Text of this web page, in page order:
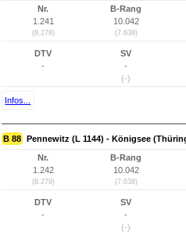
Nr.
1.241
(8.278)
B-Rang
10.042
(7.638)
DTV
-
SV
-
(-)
Infos...
B 88 Pennewitz (L 1144) - Königsee
Nr.
1.242
(8.279)
B-Rang
10.042
(7.638)
DTV
-
SV
-
(-)